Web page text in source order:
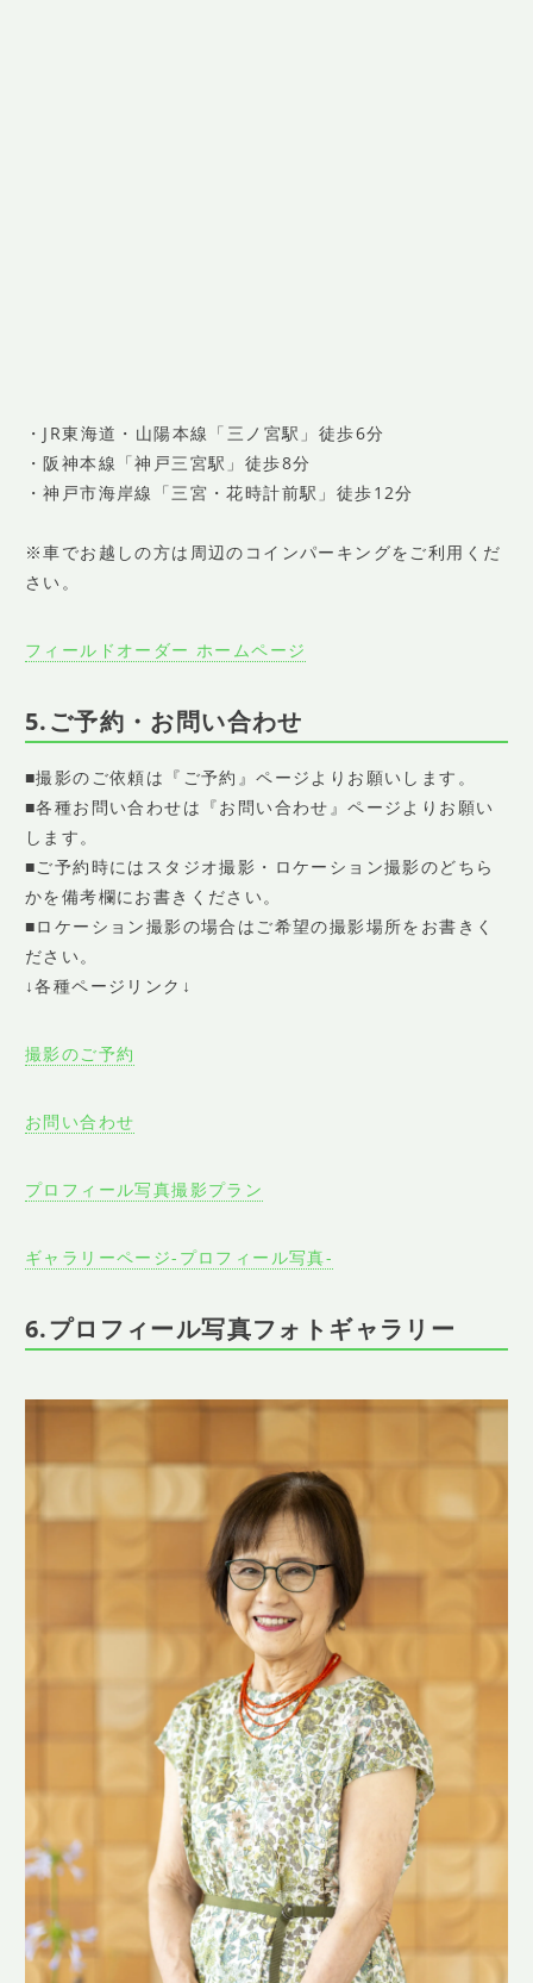
・JR東海道・山陽本線「三ノ宮駅」徒歩6分
・阪神本線「神戸三宮駅」徒歩8分
・神戸市海岸線「三宮・花時計前駅」徒歩12分
※車でお越しの方は周辺のコインパーキングをご利用くだ
さい。
フィールドオーダー ホームページ
5.ご予約・お問い合わせ
■撮影のご依頼は『ご予約』ページよりお願いします。
■各種お問い合わせは『お問い合わせ』ページよりお願い
します。
■ご予約時にはスタジオ撮影・ロケーション撮影のどちら
かを備考欄にお書きください。
■ロケーション撮影の場合はご希望の撮影場所をお書きく
ださい。
↓各種ページリンク↓
撮影のご予約
お問い合わせ
プロフィール写真撮影プラン
ギャラリーページ-プロフィール写真-
6.プロフィール写真フォトギャラリー